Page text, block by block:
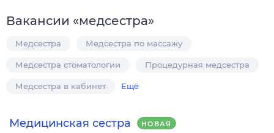
Вакансии «медсестра»
Медсестра Медсестра по массажу
Медсестра стоматологии Процедурная медсестра
Медсестра в кабинет Ещё
Медицинская сестра НОВАЯ